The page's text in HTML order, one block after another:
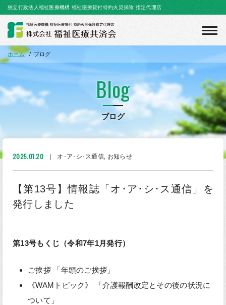
独立行政法人福祉医療機構 福祉医療貸付特約火災保険 指定代理店
ホーム ブログ
Blog
ブログ
2025.01.20 オ･ア･シ･ス通信, お知らせ
【第13号】情報誌「オ･ア･シ･ス通信」を
発行しました
第13号もくじ（令和7年1月発行）
ご挨拶 「年頭のご挨拶」
《WAMトピック》 「介護報酬改定とその後の状況に
ついて」